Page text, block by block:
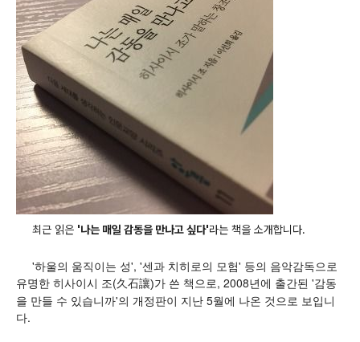
최근 읽은 '나는 매일 감동을 만나고 싶다'라는 책을 소개합니다.
'하울의 움직이는 성', '센과 치히로의 모험' 등의 음악감독으로
유명한 히사이시 조(久石讓)가 쓴 책으로, 2008년에 출간된 '감동
을 만들 수 있습니까'의 개정판이 지난 5월에 나온 것으로 보입니
다.